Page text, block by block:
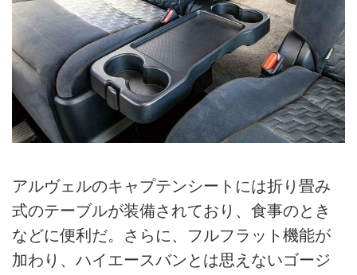
アルヴェルのキャプテンシートには折り畳み
式のテーブルが装備されており、食事のとき
などに便利だ。さらに、フルフラット機能が
加わり、ハイエースバンとは思えないゴージ